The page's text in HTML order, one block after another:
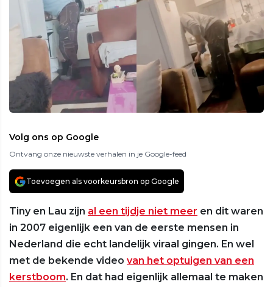
Volg ons op Google
Ontvang onze nieuwste verhalen in je Google-feed
Toevoegen als voorkeursbron op Google
Tiny en Lau zijn al een tijdje niet meer en dit waren
in 2007 eigenlijk een van de eerste mensen in
Nederland die echt landelijk viraal gingen. En wel
met de bekende video van het optuigen van een
kerstboom. En dat had eigenlijk allemaal te maken